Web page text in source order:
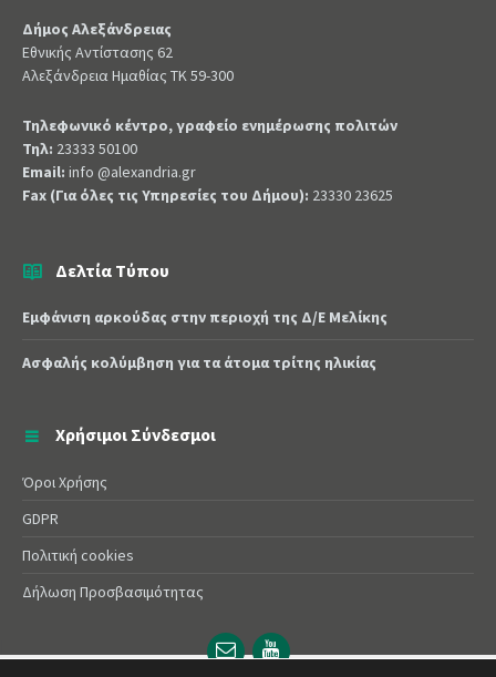
Δήμος Αλεξάνδρειας
Εθνικής Αντίστασης 62
Αλεξάνδρεια Ημαθίας ΤΚ 59-300
Τηλεφωνικό κέντρο, γραφείο ενημέρωσης πολιτών
Τηλ: 23333 50100
Email: info @alexandria.gr
Fax (Για όλες τις Υπηρεσίες του Δήμου): 23330 23625
Δελτία Τύπου
Εμφάνιση αρκούδας στην περιοχή της Δ/Ε Μελίκης
Ασφαλής κολύμβηση για τα άτομα τρίτης ηλικίας
Χρήσιμοι Σύνδεσμοι
Όροι Χρήσης
GDPR
Πολιτική cookies
Δήλωση Προσβασιμότητας
Email
url
YouTube
url